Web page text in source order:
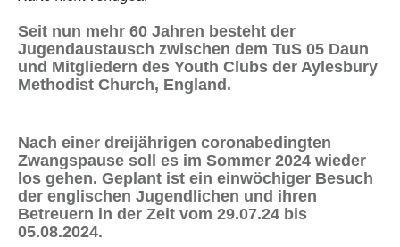
Seit nun mehr 60 Jahren besteht der
Jugendaustausch zwischen dem TuS 05 Daun
und Mitgliedern des Youth Clubs der Aylesbury
Methodist Church, England.
Nach einer dreijährigen coronabedingten
Zwangspause soll es im Sommer 2024 wieder
los gehen. Geplant ist ein einwöchiger Besuch
der englischen Jugendlichen und ihren
Betreuern in der Zeit vom 29.07.24 bis
05.08.2024.